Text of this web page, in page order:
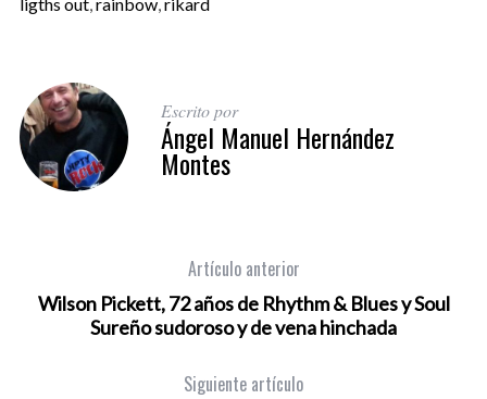
Escrito por
Ángel Manuel Hernández
Montes
Artículo anterior
Wilson Pickett, 72 años de Rhythm & Blues y Soul
Sureño sudoroso y de vena hinchada
Siguiente artículo